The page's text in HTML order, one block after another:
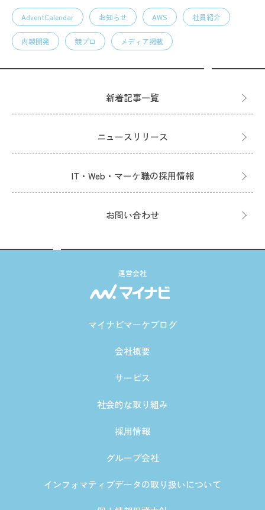
AdventCalendar お知らせ AWS 社員紹介
内製開発 競プロ メディア掲載
新着記事一覧
ニュースリリース
IT・Web・マーケ職の採用情報
お問い合わせ
運営会社
マイナビマーケブログ
会社概要
サービス
社会的な取り組み
採用情報
グループ会社
インフォマティブデータの取り扱いについて